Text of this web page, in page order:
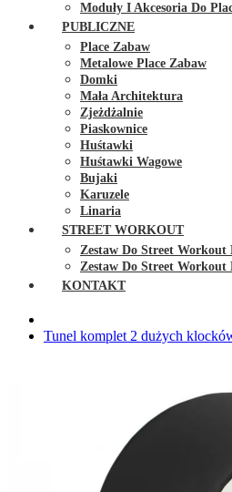
Moduły I Akcesoria Do
PUBLICZNE
Place Zabaw
Metalowe Place Zabaw
Domki
Mała Architektura
Zjeżdżalnie
Piaskownice
Huśtawki
Huśtawki Wagowe
Bujaki
Karuzele
Linaria
STREET WORKOUT
Zestaw Do Street
Zestaw Do Street Workout
KONTAKT
Tunel komplet 2 dużych